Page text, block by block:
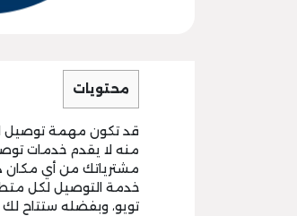
محتويات
قد تكون مهمة توصيل
منه لا يقدم خدمات
مشترياتك من أي مكان
خدمة التوصيل لكل
تويو، وبفضله ستتاح